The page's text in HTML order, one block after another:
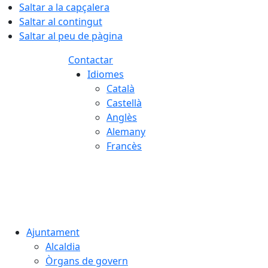
Saltar a la capçalera
Saltar al contingut
Saltar al peu de pàgina
Contactar
Idiomes
Català
Castellà
Anglès
Alemany
Francès
Ajuntament
Alcaldia
Òrgans de govern